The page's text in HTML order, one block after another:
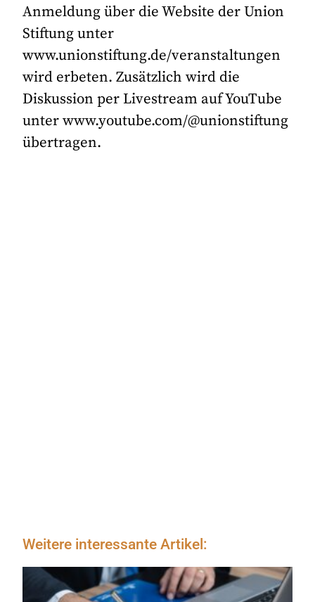
Anmeldung über die Website der Union
Stiftung unter
www.unionstiftung.de/veranstaltungen
wird erbeten. Zusätzlich wird die
Diskussion per Livestream auf YouTube
unter www.youtube.com/@unionstiftung
übertragen.
Weitere interessante Artikel: